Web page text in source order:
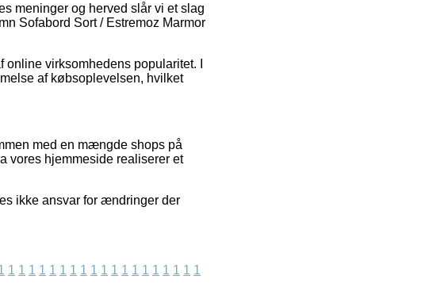
meninger og herved slår vi et slag
Sofabord Sort / Estremoz Marmor
virksomhedens popularitet. I
af købsoplevelsen, hvilket
med en mængde shops på
vores hjemmeside realiserer et
ikke ansvar for ændringer der
1 1 1 1 1 1 1 1 1 1 1 1 1 1 1 1 1 1 1